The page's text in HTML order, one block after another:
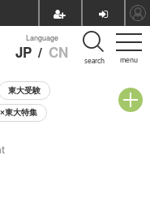
menu
Language
JP / CN search
東大受験
東大特集
会